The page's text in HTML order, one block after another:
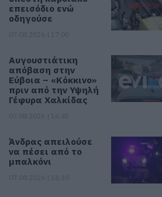
επεισόδιο ενώ
οδηγούσε
Αυγουστιάτικη
απόβαση στην
Εύβοια – «Κόκκινο»
πριν από την Υψηλή
Γέφυρα Χαλκίδας
Άνδρας απειλούσε
να πέσει από το
μπαλκόνι